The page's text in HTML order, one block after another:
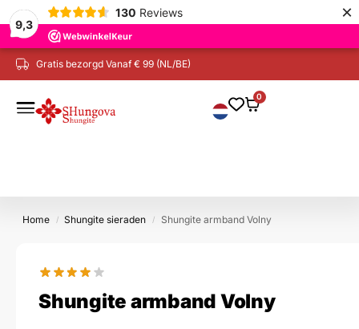
9,3
130 Reviews ×
Gratis bezorgd Vanaf € 99 (NL/BE)
Veilig betalen iDeal, Creditcard, etc.
0
Home / Shungite sieraden / Shungite armband Volny
Shungite armband Volny